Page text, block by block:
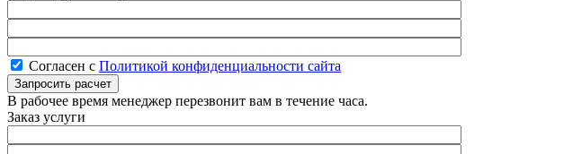
Согласен с Политикой конфиденциальности сайта
В рабочее время менеджер перезвонит вам в течение часа.
Заказ услуги